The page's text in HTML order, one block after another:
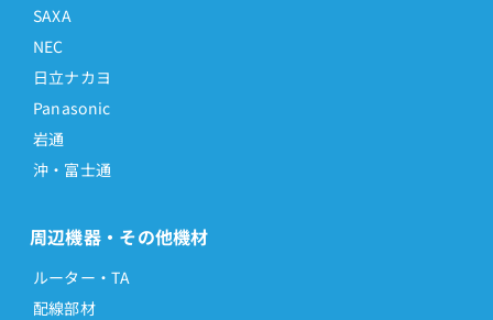
SAXA
NEC
日立ナカヨ
Panasonic
岩通
沖・富士通
周辺機器・その他機材
ルーター・TA
配線部材